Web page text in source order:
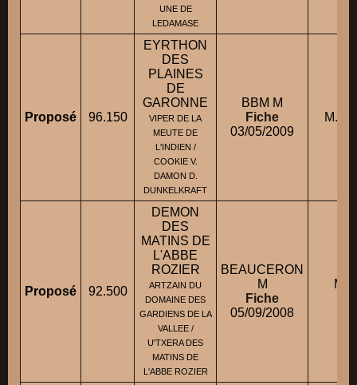
UNE DE
LEDAMASE
Proposé 96.150
EYRTHON
DES
PLAINES
DE
GARONNE
VIPER DE LA
MEUTE DE
L'INDIEN /
COOKIE V.
DAMON D.
DUNKELKRAFT
BBM M
Fiche
03/05/2009
M.
Proposé 92.500
DEMON
DES
MATINS DE
L'ABBE
ROZIER
ARTZAIN DU
DOMAINE DES
GARDIENS DE LA
VALLEE /
U'TXERA DES
MATINS DE
L'ABBE ROZIER
BEAUCERON
M
Fiche
05/09/2008
M.